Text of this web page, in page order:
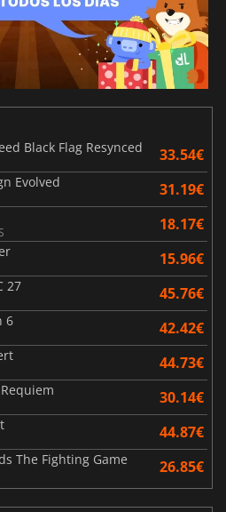
Black Flag Resynced
33.54€
Evolved 31.19€
18.17€
15.96€
27 45.76€
6 42.42€
44.73€
30.14€
44.87€
The Fighting Game 26.85€